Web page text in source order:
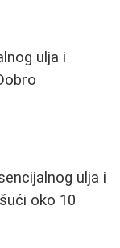
ulja i
ulja i
oko 10